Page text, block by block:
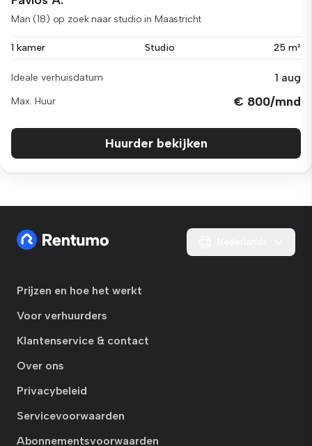
Man (18) op zoek naar studio in Maastricht
1 kamer Studio 25 m²
Ideale verhuisdatum 1 aug
Max. Huur € 800/mnd
Huurder bekijken
Prijzen en hoe het werkt
Voor verhuurders
Klantenservice & contact
Over ons
Privacybeleid
Servicevoorwaarden
Abonnementsvoorwaarden